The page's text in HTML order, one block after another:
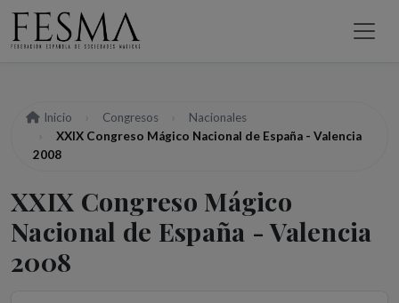
Inicio Congresos
Nacionales
XXIX Congreso Mágico Nacional de España - Valencia
2008
XXIX Congreso Mágico
Nacional de España - Valencia
2008